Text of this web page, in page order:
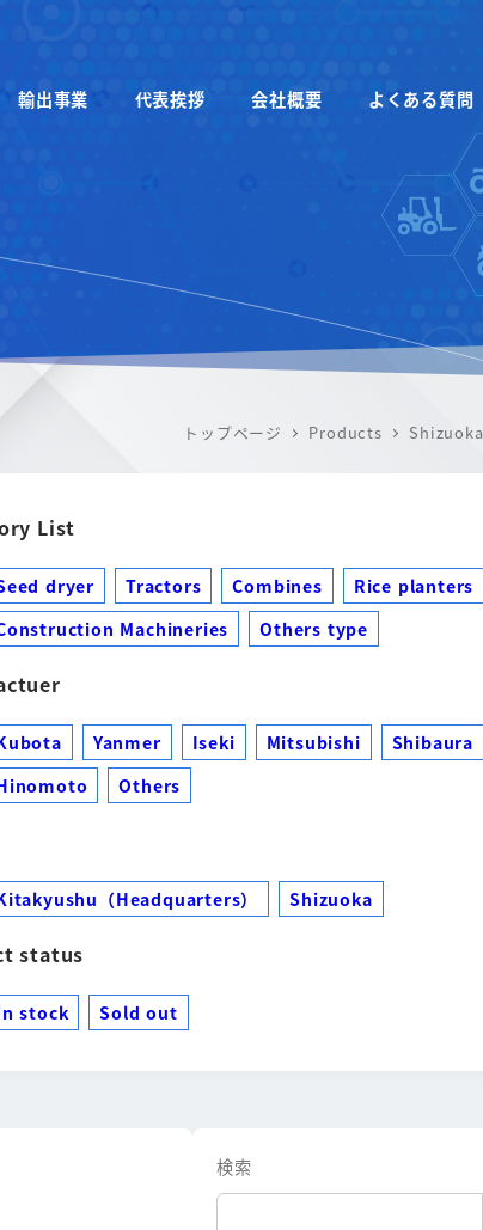
輸出事業 代表挨拶 会社概要 よくある質問
トップページ Products Shizuoka
List
dryer Tractors Combines
Rice planters
Machineries
Others type
Yanmer Iseki Mitsubishi
Shibaura
Others
（Headquarters） Shizuoka
status
stock Sold out
検索